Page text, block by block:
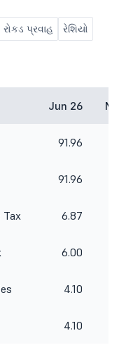
રોકડ પ્રવાહ રેશિયો
Jun 26
91.96
91.96
6.87
6.00
4.10
4.10